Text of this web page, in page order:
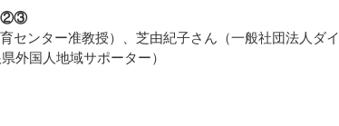
センター准教授）、芝由紀子さん（一般社団法人ダイ
外国人地域サポーター）